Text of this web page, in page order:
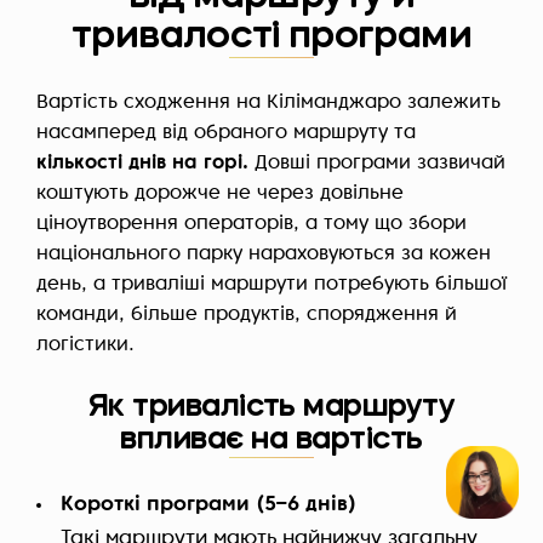
тривалості програми
Вартість сходження на Кіліманджаро залежить
насамперед від обраного маршруту та
кількості днів на горі. Довші програми зазвичай
коштують дорожче не через довільне
ціноутворення операторів, а тому що збори
національного парку нараховуються за кожен
день, а триваліші маршрути потребують більшої
команди, більше продуктів, спорядження й
логістики.
Як тривалість маршруту
впливає на вартість
Короткі програми (5–6 днів)
Такі маршрути мають найнижчу загальну